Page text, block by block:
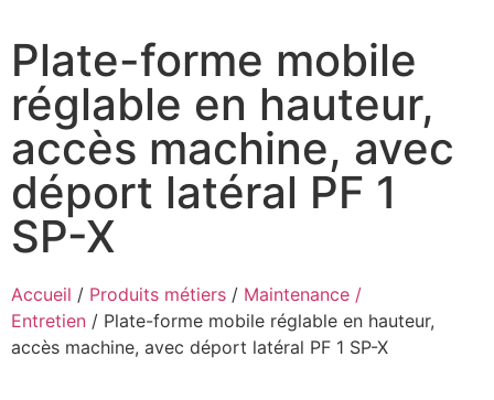
Plate-forme mobile
réglable en hauteur,
accès machine, avec
déport latéral PF 1
SP-X
Accueil / Produits métiers / Maintenance /
Entretien / Plate-forme mobile réglable en hauteur,
accès machine, avec déport latéral PF 1 SP-X